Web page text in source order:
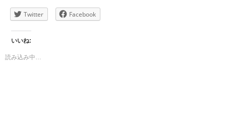
Twitter Facebook
いいね:
読み込み中…